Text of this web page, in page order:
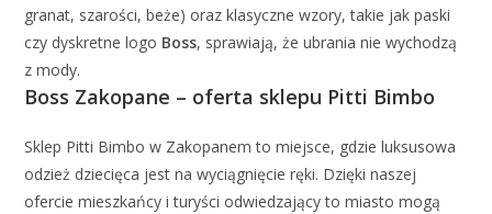
granat, szarości, beże) oraz klasyczne wzory, takie jak paski
czy dyskretne logo Boss, sprawiają, że ubrania nie wychodzą
z mody.
Boss Zakopane – oferta sklepu Pitti Bimbo
Sklep Pitti Bimbo w Zakopanem to miejsce, gdzie luksusowa
odzież dziecięca jest na wyciągnięcie ręki. Dzięki naszej
ofercie mieszkańcy i turyści odwiedzający to miasto mogą